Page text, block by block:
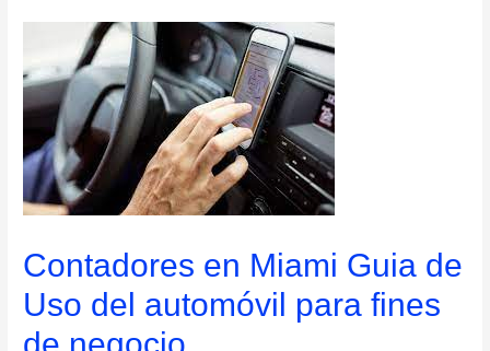
Contadores en Miami Guia de
Uso del automóvil para fines
de negocio